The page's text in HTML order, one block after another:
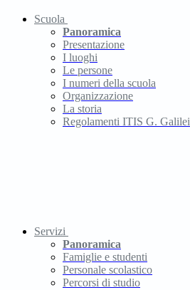
Scuola
Panoramica
Presentazione
I luoghi
Le persone
I numeri della scuola
Organizzazione
La storia
Regolamenti ITIS G. Galilei
Servizi
Panoramica
Famiglie e studenti
Personale scolastico
Percorsi di studio